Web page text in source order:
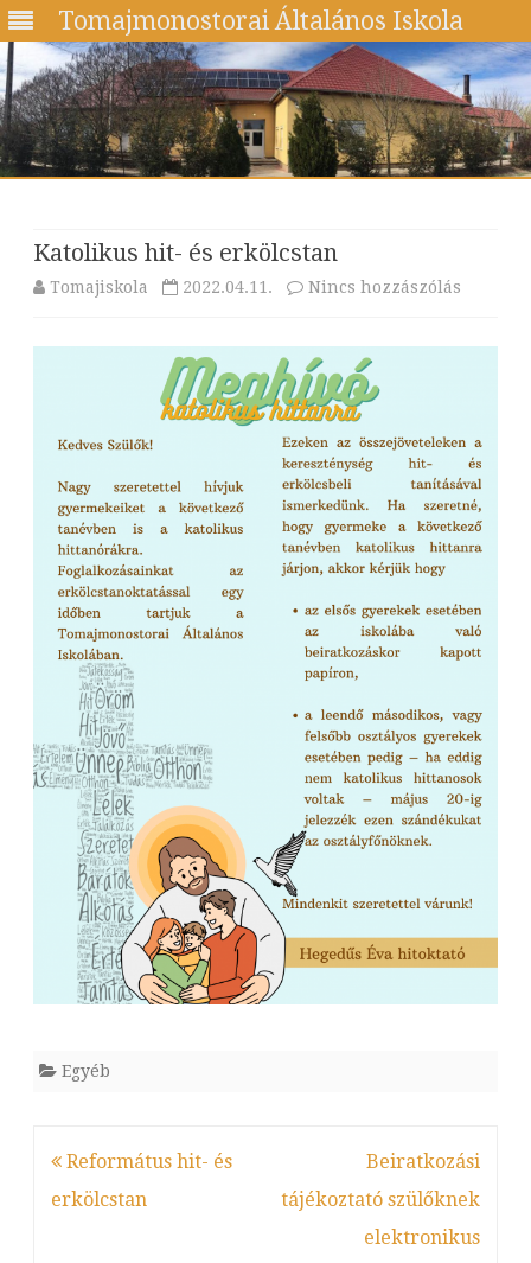
Tomajmonostorai Általános Iskola
Katolikus hit- és erkölcstan
Tomajiskola 2022.04.11. Nincs hozzászólás
Egyéb
Bejegyzés
navigáció
Református hit- és
erkölcstan
Beiratkozási
tájékoztató szülőknek
elektronikus